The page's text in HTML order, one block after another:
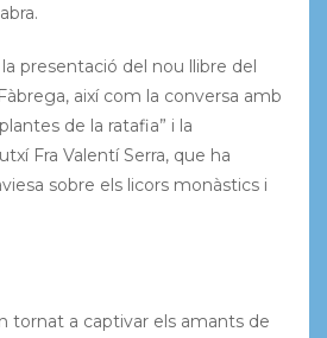
presentació del nou llibre del
així com la conversa amb
de la ratafia” i la
Fra Valentí Serra, que ha
sobre els licors monàstics i
tornat a captivar els amants de